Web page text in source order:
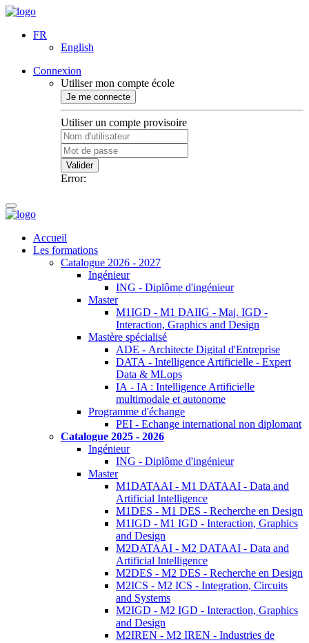
FR
English
Connexion
Utiliser mon compte école
Je me connecte
Utiliser un compte provisoire
Valider
Error:
Accueil
Les formations
Catalogue 2026 - 2027
Ingénieur
ING - Diplôme d'ingénieur
Master
M1IGD - M1 DAIIG - Maj. IGD -
Interaction, Graphics and Design
Mastère spécialisé
ADE - Architecte Digital d'Entreprise
DATA - Intelligence Artificielle - Expert
Data & MLops
IA - IA : Intelligence Artificielle
multimodale et autonome
Programme d'échange
PEI - Echange international non diplomant
Catalogue 2025 - 2026
Ingénieur
ING - Diplôme d'ingénieur
Master
M1DATAAI - M1 DATAAI - Data and
Artificial Intelligence
M1DES - M1 DES - Recherche en Design
M1IGD - M1 IGD - Interaction, Graphics
and Design
M2DATAAI - M2 DATAAI - Data and
Artificial Intelligence
M2DES - M2 DES - Recherche en Design
M2ICS - M2 ICS - Integration, Circuits
and Systems
M2IGD - M2 IGD - Interaction, Graphics
and Design
M2IREN - M2 IREN - Industries de